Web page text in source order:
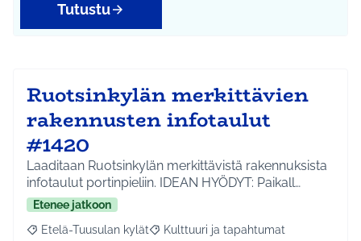
Tutustu
Ruotsinkylän merkittävien
rakennusten infotaulut
#1420
Laaditaan Ruotsinkylän merkittävistä rakennuksista
infotaulut portinpieliin. IDEAN HYÖDYT: Paikall…
Etenee jatkoon
Rajaa tulokset aihepiirin mukaan: Etelä-Tuusulan kylät
Etelä-Tuusulan kylät Rajaa tulokset teeman mukaan:
Kulttuuri ja tapahtumat